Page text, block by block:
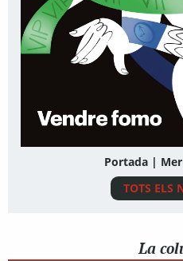
Portada |
TOTS ELS
La